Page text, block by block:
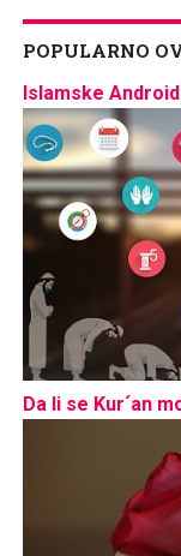
POPULARNO
Islamske
Da li se Kur´an